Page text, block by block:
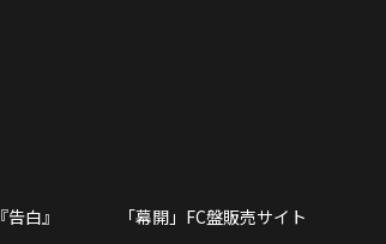
白』 「幕開」FC盤販売サイト